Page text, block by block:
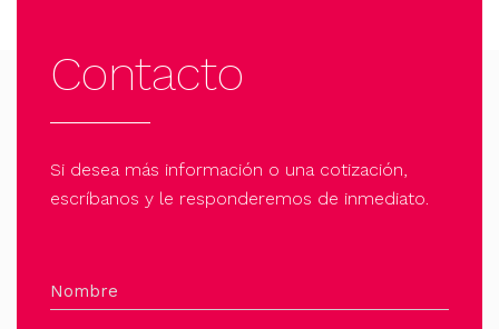
Contacto
Si desea más información o una cotización,
escríbanos y le responderemos de inmediato.
Nombre